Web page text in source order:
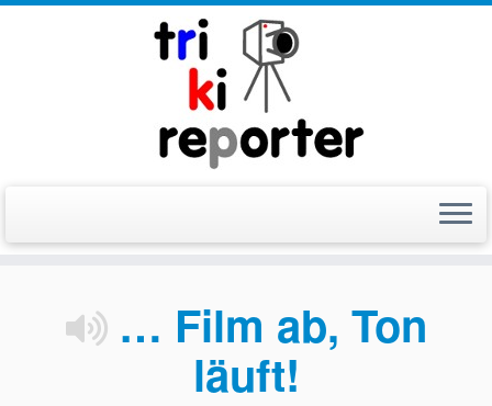
… Film ab, Ton
läuft!